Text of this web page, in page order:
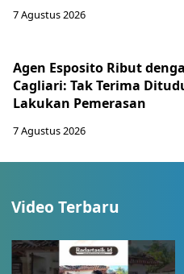
7 Agustus 2026
Agen Esposito Ribut
Cagliari: Tak Terima
Lakukan Pemerasan
7 Agustus 2026
Video Terbaru